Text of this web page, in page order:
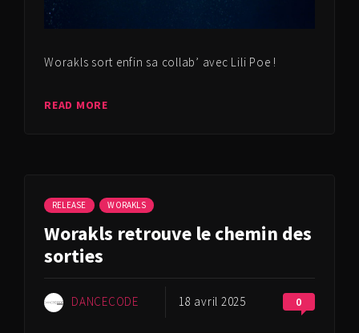
Worakls sort enfin sa collab’ avec Lili Poe !
READ MORE
RELEASE WORAKLS
Worakls retrouve le chemin des
sorties
DANCECODE 18 avril 2025 0